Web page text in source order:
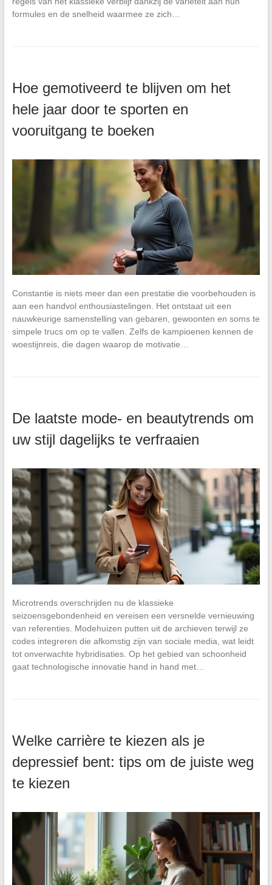
formules en de snelheid waarmee ze zich…
Hoe gemotiveerd te blijven om het
hele jaar door te sporten en
vooruitgang te boeken
Constantie is niets meer dan een prestatie die voorbehouden is
aan een handvol enthousiastelingen. Het ontstaat uit een
nauwkeurige samenstelling van gebaren, gewoonten en soms te
simpele trucs om op te vallen. Zelfs de kampioenen kennen de
woestijnreis, die dagen waarop de motivatie…
De laatste mode- en beautytrends om
uw stijl dagelijks te verfraaien
Microtrends overschrijden nu de klassieke
seizoensgebondenheid en vereisen een versnelde vernieuwing
van referenties. Modehuizen putten uit de archieven terwijl ze
codes integreren die afkomstig zijn van sociale media, wat leidt
tot onverwachte hybridisaties. Op het gebied van schoonheid
gaat technologische innovatie hand in hand met…
Welke carrière te kiezen als je
depressief bent: tips om de juiste weg
te kiezen